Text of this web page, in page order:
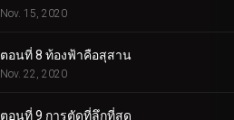
Nov. 15, 2020
ตอนที่ 8 ท้องฟ้าคือสุสาน
Nov. 22, 2020
ตอนที่ 9 การตัดที่ลึกที่สุด